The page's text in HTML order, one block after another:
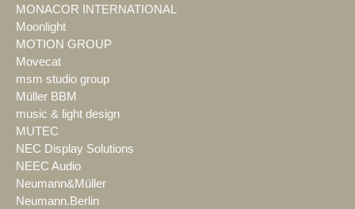
MONACOR INTERNATIONAL
Moonlight
MOTION GROUP
Movecat
msm studio group
Müller BBM
music & light design
MUTEC
NEC Display Solutions
NEEC Audio
Neumann&Müller
Neumann.Berlin